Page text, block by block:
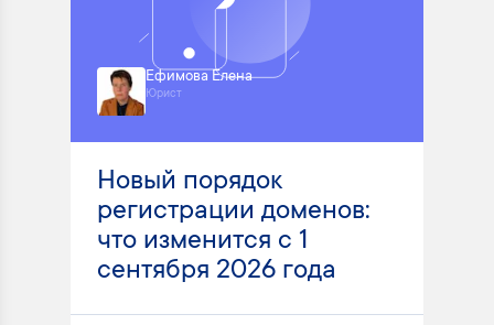
Ефимова Елена
Юрист
Новый порядок
регистрации доменов:
что изменится с 1
сентября 2026 года